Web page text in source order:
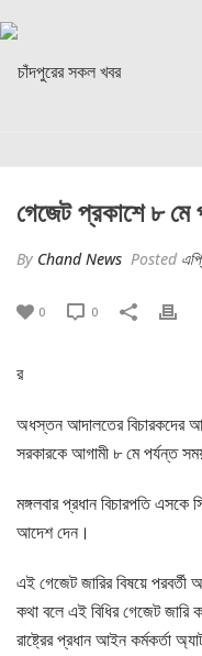
গেজেট প্রকাশে ৮ মে
By Chand News Posted
0 0
র
অধস্তন আদালতের বিচারকদের
সরকারকে আগামী ৮ মে পর্যন্ত
মঙ্গলবার প্রধান বিচারপতি এসকে
আদেশ দেন।
এই গেজেট জারির বিষয়ে
কথা বলে এই বিধির গেজেট
রাষ্ট্রের প্রধান আইন কর্মকর্তা